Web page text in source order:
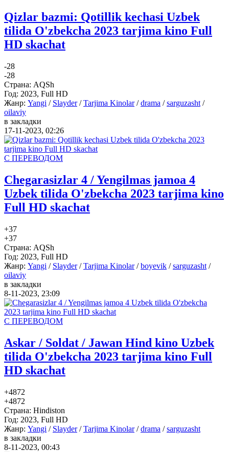
Qizlar bazmi: Qotillik kechasi Uzbek
tilida O'zbekcha 2023 tarjima kino Full
HD skachat
-28
-28
Страна: AQSh
Год: 2023, Full HD
Жанр: Yangi / Slayder/Tarjima Kinolar/drama /sarguzasht /
oilaviy
в закладки
17-11-2023, 02:26
С ПЕРЕВОДОМ
Chegarasizlar 4 / Yengilmas jamoa 4
Uzbek tilida O'zbekcha 2023 tarjima kino
Full HD skachat
+37
+37
Страна: AQSh
Год: 2023, Full HD
Жанр: Yangi / Slayder/Tarjima Kinolar/boyevik /sarguzasht /
oilaviy
в закладки
8-11-2023, 23:09
С ПЕРЕВОДОМ
Askar / Soldat / Jawan Hind kino Uzbek
tilida O'zbekcha 2023 tarjima kino Full
HD skachat
+4872
+4872
Страна: Hindiston
Год: 2023, Full HD
Жанр: Yangi / Slayder/Tarjima Kinolar/drama /sarguzasht
в закладки
8-11-2023, 00:43